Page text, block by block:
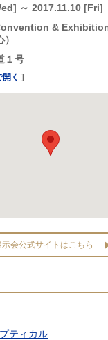
～ 2017.11.10 [Fri]
&
１号
く ]
示会公式サイトはこちら
ティカル